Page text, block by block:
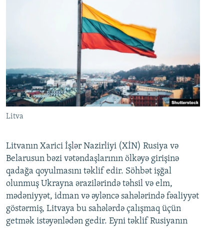
Litva
Litvanın Xarici İşlər Nazirliyi (XİN) Rusiya və
Belarusun bəzi vətəndaşlarının ölkəyə girişinə
qadağa qoyulmasını təklif edir. Söhbət işğal
olunmuş Ukrayna ərazilərində təhsil və elm,
mədəniyyət, idman və əyləncə sahələrində fəaliyyət
göstərmiş, Litvaya bu sahələrdə çalışmaq üçün
getmək istəyənlədən gedir. Eyni təklif Rusiyanın